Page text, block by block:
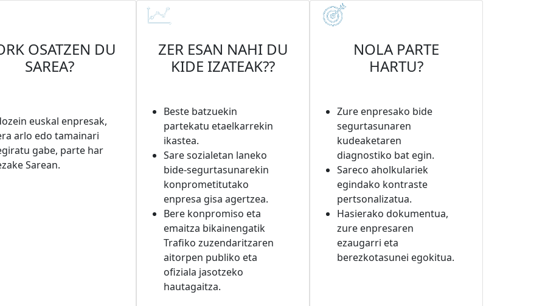
OSATZEN DU
SAREA?
euskal enpresak,
arlo edo tamainari
gabe, parte har
Sarean.
ZER ESAN NAHI DU
KIDE IZATEAK??
Beste batzuekin
partekatu etaelkarrekin
ikastea.
Sare sozialetan laneko
bide-segurtasunarekin
konprometitutako
enpresa gisa agertzea.
Bere konpromiso eta
emaitza bikainengatik
Trafiko zuzendaritzaren
aitorpen publiko eta
ofiziala jasotzeko
hautagaitza.
NOLA PARTE
HARTU?
Zure enpresako bide
segurtasunaren
kudeaketaren
diagnostiko bat egin.
Sareco aholkulariek
egindako kontraste
pertsonalizatua.
Hasierako dokumentua,
zure enpresaren
ezaugarri eta
berezkotasunei egokitua.